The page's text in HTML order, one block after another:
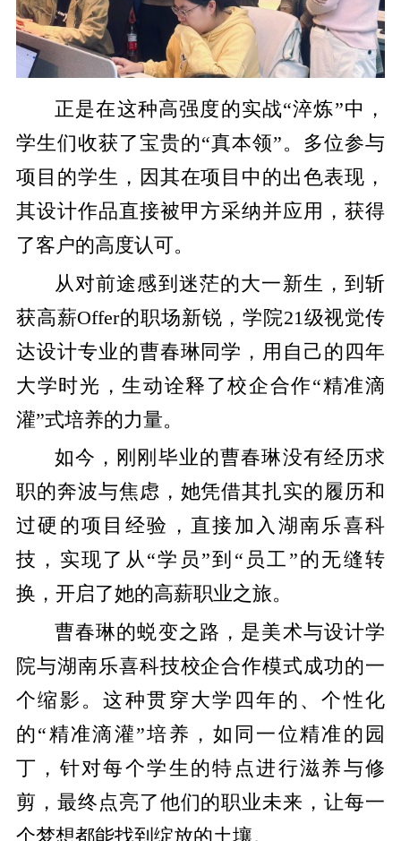
正是在这种高强度的实战“淬炼”中，
学生们收获了宝贵的“真本领”。多位参与
项目的学生，因其在项目中的出色表现，
其设计作品直接被甲方采纳并应用，获得
了客户的高度认可。
从对前途感到迷茫的大一新生，到斩
获高薪Offer的职场新锐，学院21级视觉传
达设计专业的曹春琳同学，用自己的四年
大学时光，生动诠释了校企合作“精准滴
灌”式培养的力量。
如今，刚刚毕业的曹春琳没有经历求
职的奔波与焦虑，她凭借其扎实的履历和
过硬的项目经验，直接加入湖南乐喜科
技，实现了从“学员”到“员工”的无缝转
换，开启了她的高薪职业之旅。
曹春琳的蜕变之路，是美术与设计学
院与湖南乐喜科技校企合作模式成功的一
个缩影。这种贯穿大学四年的、个性化
的“精准滴灌”培养，如同一位精准的园
丁，针对每个学生的特点进行滋养与修
剪，最终点亮了他们的职业未来，让每一
个梦想都能找到绽放的土壤。